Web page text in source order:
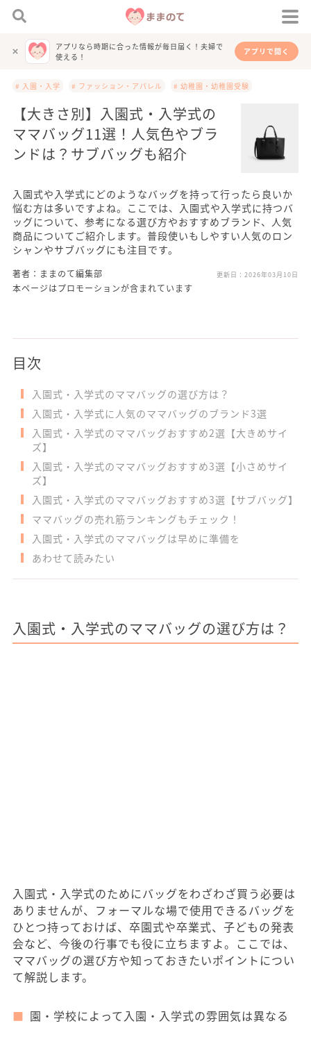
アプリなら時期に合った情報が毎日届く！夫婦で
使える！
アプリで開く
# 入園・入学 # ファッション・アパレル # 幼稚園・幼稚園受験
【大きさ別】入園式・入学式の
ママバッグ11選！人気色やブラ
ンドは？サブバッグも紹介
入園式や入学式にどのようなバッグを持って行ったら良いか
悩む方は多いですよね。ここでは、入園式や入学式に持つバ
ッグについて、参考になる選び方やおすすめブランド、人気
商品についてご紹介します。普段使いもしやすい人気のロン
シャンやサブバッグにも注目です。
著者：ままのて編集部 更新日： 2026年03月10日
本ページはプロモーションが含まれています
目次
入園式・入学式のママバッグの選び方は？
入園式・入学式に人気のママバッグのブランド3選
入園式・入学式のママバッグおすすめ2選【大きめサイ
ズ】
入園式・入学式のママバッグおすすめ3選【小さめサイ
ズ】
入園式・入学式のママバッグおすすめ3選【サブバッグ】
ママバッグの売れ筋ランキングもチェック！
入園式・入学式のママバッグは早めに準備を
あわせて読みたい
入園式・入学式のママバッグの選び方は？
入園式・入学式のためにバッグをわざわざ買う必要は
ありませんが、フォーマルな場で使用できるバッグを
ひとつ持っておけば、卒園式や卒業式、子どもの発表
会など、今後の行事でも役に立ちますよ。ここでは、
ママバッグの選び方や知っておきたいポイントについ
て解説します。
園・学校によって入園・入学式の雰囲気は異なる